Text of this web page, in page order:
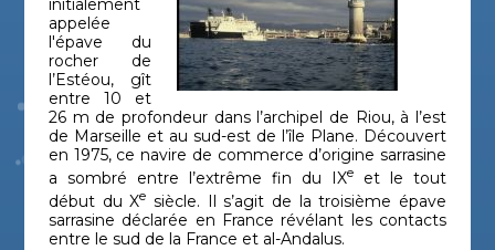
initialement
appelée
l'épave du
rocher de
l’Estéou, gît
entre 10 et
26 m de profondeur dans l’archipel de Riou, à l’est
de Marseille et au sud-est de l’île Plane. Découvert
en 1975, ce navire de commerce d’origine sarrasine
a sombré entre l’extrême fin du IXe
et le tout
début du Xe siècle. Il s’agit de la troisième épave
sarrasine déclarée en France révélant les contacts
entre le sud de la France et al-Andalus.